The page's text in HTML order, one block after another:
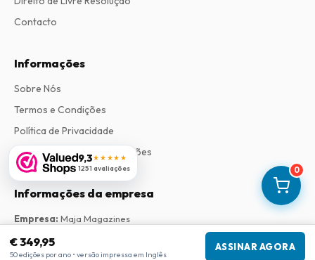
0
€ 349,95
50 edições por ano • versão impressa em Inglês
ASSINAR AGORA
9,3★★★★★
1251 avaliações
Contacto
Informações
Sobre Nós
Termos e Condições
Política de Privacidade
Procedimento de Reclamações
Informações da empresa
Empresa: Maja Magazines
Número de IVA